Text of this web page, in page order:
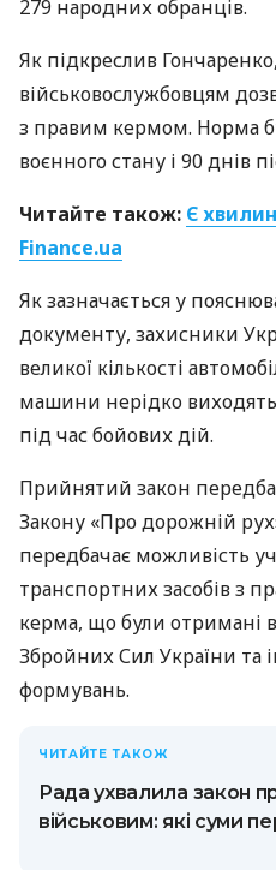
279 народних обранців.
Як підкреслив
військовослужбовцям
з правим кермом. Норма
воєнного стану і 90 днів
Читайте також: Є
Finance.ua
Як зазначається у
документу, захисники
великої кількості
машини нерідко
під час бойових дій.
Прийнятий закон
Закону «Про дорожній
передбачає можливість
транспортних засобів з
керма, що були отримані
Збройних Сил України та
формувань.
ЧИТАЙТЕ ТАКОЖ
Рада ухвалила закон
військовим: які суми